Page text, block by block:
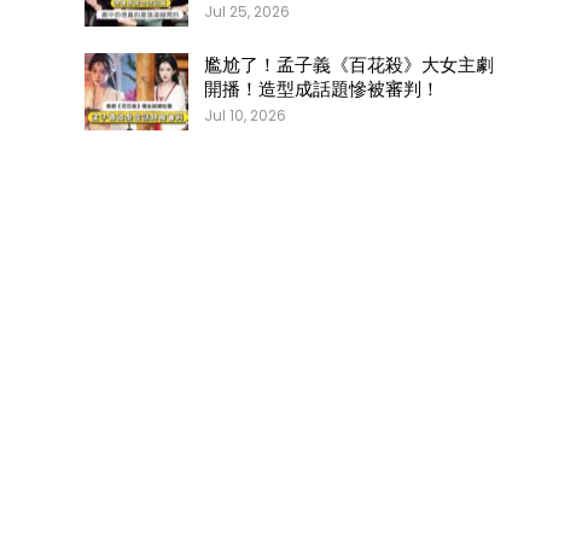
Jul 25, 2026
尷尬了！孟子義《百花殺》大女主劇
開播！造型成話題慘被審判！
Jul 10, 2026